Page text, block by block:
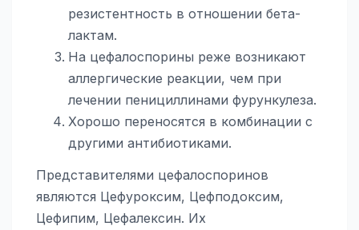
резистентность в отношении бета-
лактам.
На цефалоспорины реже возникают
аллергические реакции, чем при
лечении пенициллинами фурункулеза.
Хорошо переносятся в комбинации с
другими антибиотиками.
Представителями цефалоспоринов
являются Цефуроксим, Цефподоксим,
Цефипим, Цефалексин. Их